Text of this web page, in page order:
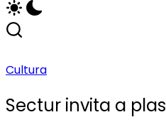
actividades
de
región.
y
actividades
la
región.
Cultura
Sectur invita a